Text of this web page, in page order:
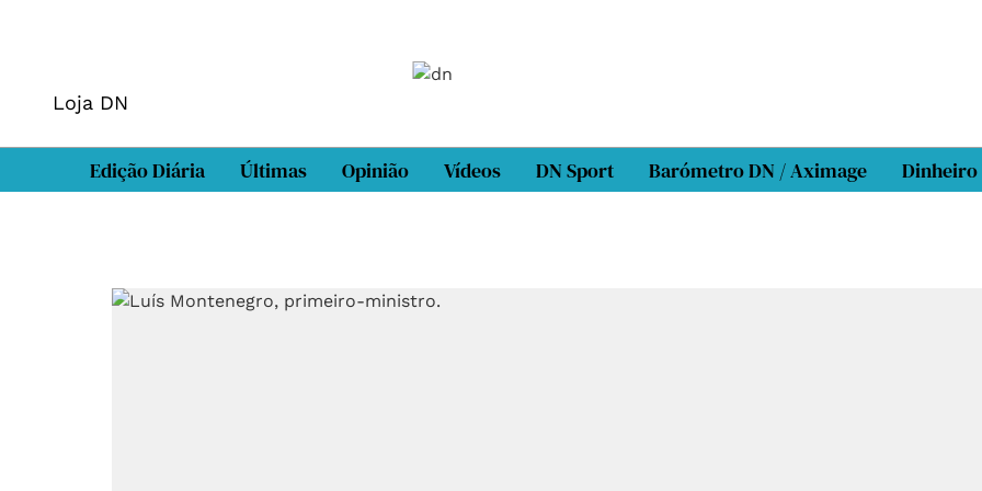
Loja DN
Edição Diária Últimas Opinião Vídeos DN Sport Barómetro DN / Aximage Dinheiro